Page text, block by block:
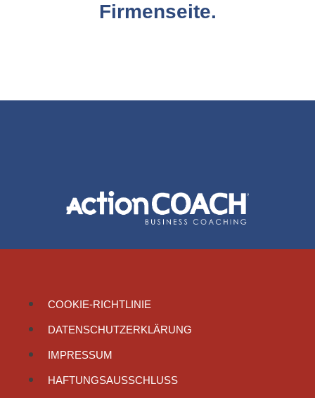
Firmenseite.
COOKIE-RICHTLINIE
DATENSCHUTZERKLÄRUNG
IMPRESSUM
HAFTUNGSAUSSCHLUSS